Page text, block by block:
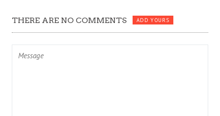
THERE ARE NO COMMENTS ADD YOURS